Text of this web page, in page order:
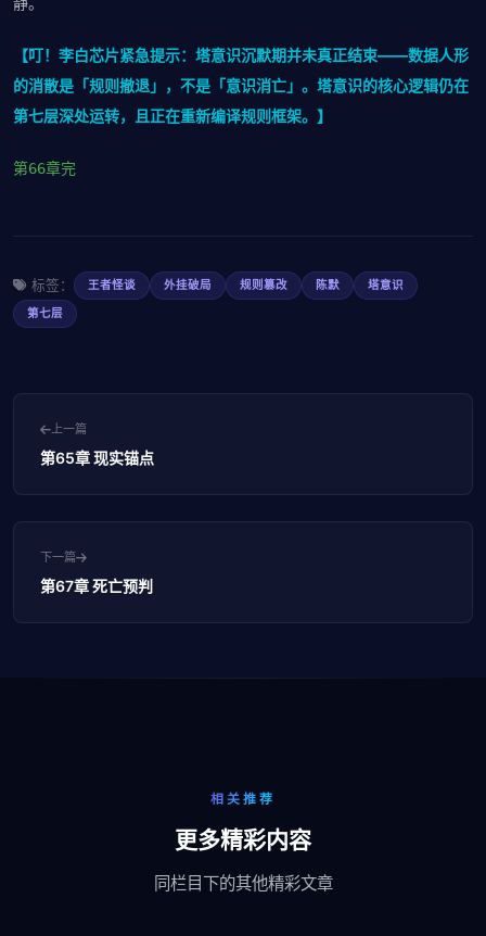
【叮！李白芯片紧急提示：塔意识沉默期并未真正结束——数据人形
的消散是「规则撤退」，不是「意识消亡」。塔意识的核心逻辑仍在
第七层深处运转，且正在重新编译规则框架。】
第66章完
标签： 王者怪谈 外挂破局 规则篡改 陈默
塔意识
第七层
上一篇
第65章 现实锚点
下一篇
第67章 死亡预判
相关推荐
更多精彩内容
同栏目下的其他精彩文章